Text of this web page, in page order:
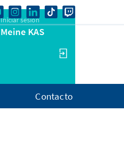
Iniciar sesión
Meine KAS
Contacto